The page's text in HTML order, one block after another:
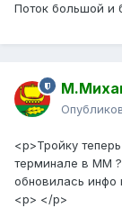
Поток большой и
<p>Тройку
терминале в ММ ?
обновилась инфо
<p> </p>